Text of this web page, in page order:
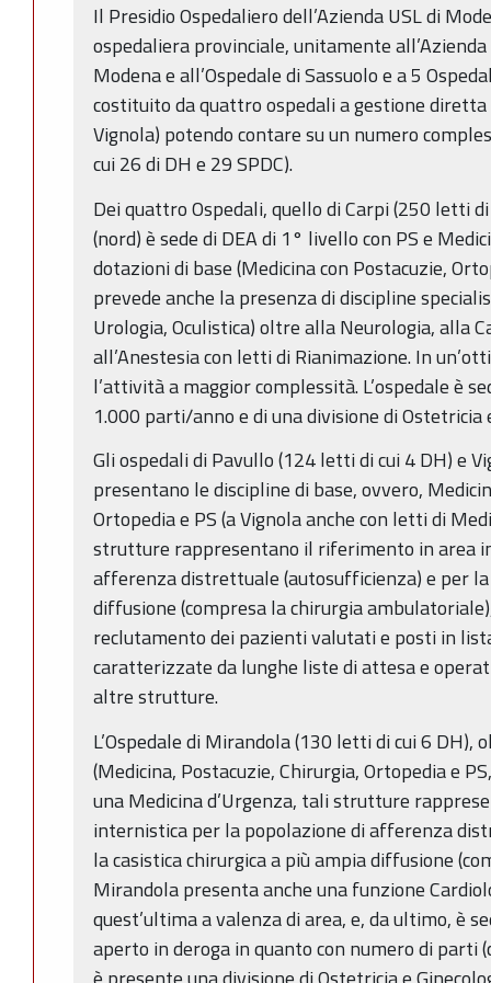
Il Presidio Ospedaliero dell’Azienda USL di
ospedaliera provinciale, unitamente
Modena e all’Ospedale di Sassuolo e a 5
costituito da quattro ospedali a gestione
Vignola) potendo contare su un numero
cui 26 di DH e 29 SPDC).
Dei quattro Ospedali, quello di Carpi (250 letti
(nord) è sede di DEA di 1° livello con PS e
dotazioni di base (Medicina con Postacuzie,
prevede anche la presenza di discipline
Urologia, Oculistica) oltre alla Neurologia, alla
all’Anestesia con letti di Rianimazione. In
l’attività a maggior complessità. L’ospedale è
1.000 parti/anno e di una divisione di Ostetricia
Gli ospedali di Pavullo (124 letti di cui 4 DH) e
presentano le discipline di base, ovvero,
Ortopedia e PS (a Vignola anche con letti di
strutture rappresentano il riferimento in area
afferenza distrettuale (autosufficienza) e per
diffusione (compresa la chirurgia
reclutamento dei pazienti valutati e posti in
caratterizzate da lunghe liste di attesa e
altre strutture.
L’Ospedale di Mirandola (130 letti di cui 6 DH),
(Medicina, Postacuzie, Chirurgia, Ortopedia e
una Medicina d’Urgenza, tali strutture
internistica per la popolazione di afferenza
la casistica chirurgica a più ampia diffusione
Mirandola presenta anche una funzione
quest’ultima a valenza di area, e, da ultimo, è
aperto in deroga in quanto con numero di parti